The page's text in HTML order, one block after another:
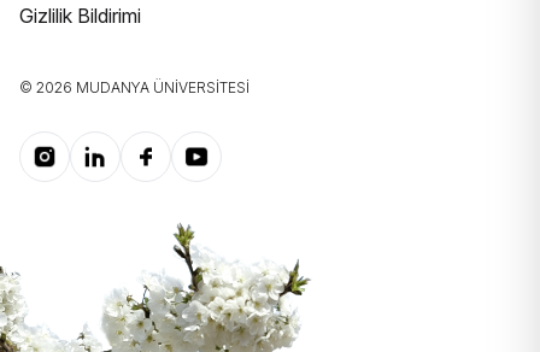
Gizlilik Bildirimi
© 2026 MUDANYA ÜNIVERSITESI